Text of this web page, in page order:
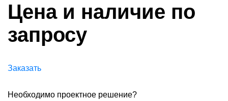
Цена и наличие по
запросу
Заказать
Необходимо проектное решение?